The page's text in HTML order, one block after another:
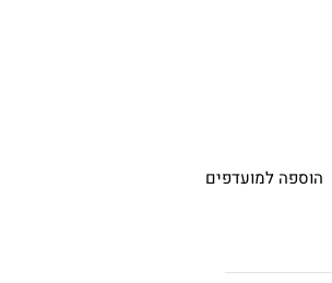
הוספה למועדפים